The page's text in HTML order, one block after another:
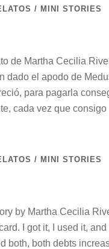
/ MINI STORIES
de Martha Cecilia
dado el apodo de
para pagarla
cada vez que
/ MINI STORIES
by Martha Cecilia
I got it, I used it,
both, both debts